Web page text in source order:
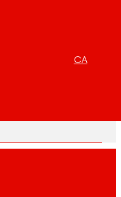
CA